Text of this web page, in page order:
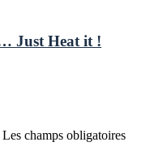
Just Heat it !
Les champs obligatoires